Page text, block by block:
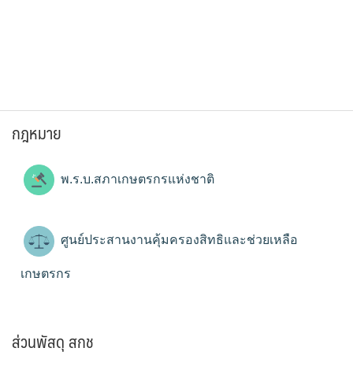
กฎหมาย
พ.ร.บ.สภาเกษตรกรแห่งชาติ
ศูนย์ประสานงานคุ้มครองสิทธิและช่วยเหลือ
เกษตรกร
ส่วนพัสดุ สกช